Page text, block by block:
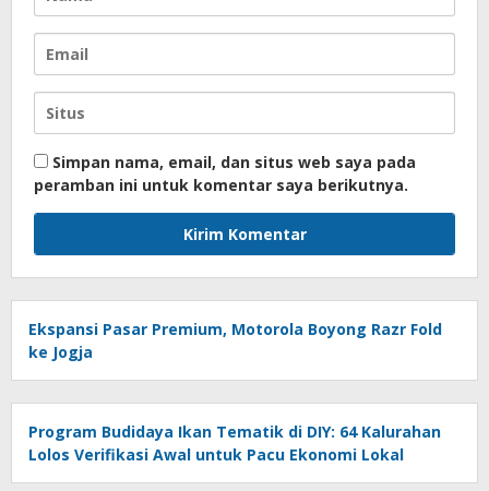
Simpan nama, email, dan situs web saya pada
peramban ini untuk komentar saya berikutnya.
Ekspansi Pasar Premium, Motorola Boyong Razr Fold
ke Jogja
Program Budidaya Ikan Tematik di DIY: 64 Kalurahan
Lolos Verifikasi Awal untuk Pacu Ekonomi Lokal